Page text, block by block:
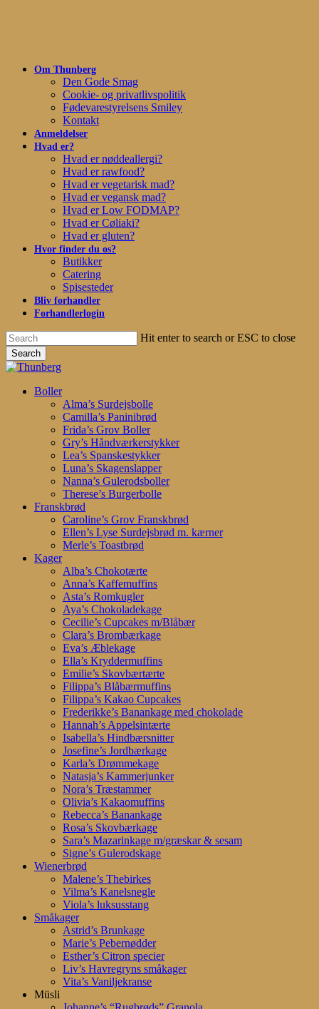
Om Thunberg
Den Gode Smag
Cookie- og privatlivspolitik
Fødevarestyrelsens Smiley
Kontakt
Anmeldelser
Hvad er?
Hvad er nøddeallergi?
Hvad er rawfood?
Hvad er vegetarisk mad?
Hvad er vegansk mad?
Hvad er Low FODMAP?
Hvad er Cøliaki?
Hvad er gluten?
Hvor finder du os?
Butikker
Catering
Spisesteder
Bliv forhandler
Forhandlerlogin
Hit enter to search or ESC to close
Search
Close
search
account
Menu
Boller
Alma’s Surdejsbolle
Camilla’s Paninibrød
Frida’s Grov Boller
Gry’s Håndværkerstykker
Lea’s Spanskestykker
Luna’s Skagenslapper
Nanna’s Gulerodsboller
Therese’s Burgerbolle
Franskbrød
Caroline’s Grov Franskbrød
Ellen’s Lyse Surdejsbrød m. kærner
Merle’s Toastbrød
Kager
Alba’s Chokotærte
Anna’s Kaffemuffins
Asta’s Romkugler
Aya’s Chokoladekage
Cecilie’s Cupcakes m/Blåbær
Clara’s Brombærkage
Eva’s Æblekage
Ella’s Kryddermuffins
Emilie’s Skovbærtærte
Filippa’s Blåbærmuffins
Filippa’s Kakao Cupcakes
Frederikke’s Banankage med chokolade
Hannah’s Appelsintærte
Isabella’s Hindbærsnitter
Josefine’s Jordbærkage
Karla’s Drømmekage
Natasja’s Kammerjunker
Nora’s Træstammer
Olivia’s Kakaomuffins
Rebecca’s Banankage
Rosa’s Skovbærkage
Sara’s Mazarinkage m/græskar & sesam
Signe’s Gulerodskage
Wienerbrød
Malene’s Thebirkes
Vilma’s Kanelsnegle
Viola’s luksusstang
Småkager
Astrid’s Brunkage
Marie’s Pebernødder
Esther’s Citron specier
Liv’s Havregryns småkager
Vita’s Vaniljekranse
Müsli